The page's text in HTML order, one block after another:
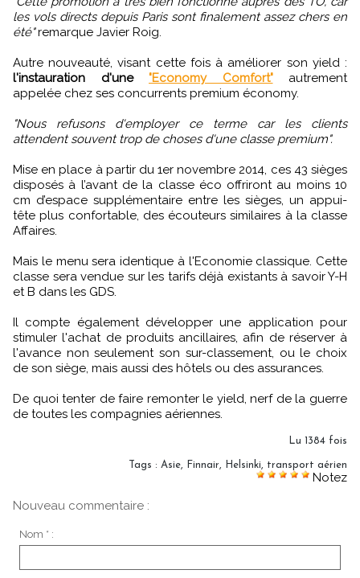
les vols directs depuis Paris sont finalement assez chers en
été"remarque Javier Roig.
Autre nouveauté, visant cette fois à améliorer son yield :
l'instauration d'une
"Economy Comfort"autrement
appelée chez ses concurrents premium économy.
"Nous refusons d'employer ce terme car les clients
attendent souvent trop de choses d'une classe premium".
Mise en place à partir du 1er novembre 2014, ces 43 sièges
disposés à l’avant de la classe éco offriront au moins 10
cm d’espace supplémentaire entre les sièges, un appui-
tête plus confortable, des écouteurs similaires à la classe
Affaires.
Mais le menu sera identique à l'Economie classique. Cette
classe sera vendue sur les tarifs déjà existants à savoir Y-H
et B dans les GDS.
Il compte également développer une application pour
stimuler l'achat de produits ancillaires, afin de réserver à
l'avance non seulement son sur-classement, ou le choix
de son siège, mais aussi des hôtels ou des assurances.
De quoi tenter de faire remonter le yield, nerf de la guerre
de toutes les compagnies aériennes.
Lu 1384 fois
Tags : Asie, Finnair, Helsinki, transport aérien
Notez
Nouveau commentaire :
Nom * :